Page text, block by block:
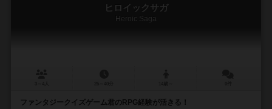
ヒロイックサガ
Heroic Saga
ファンタジークイズゲーム君のRPG経験が活きる！